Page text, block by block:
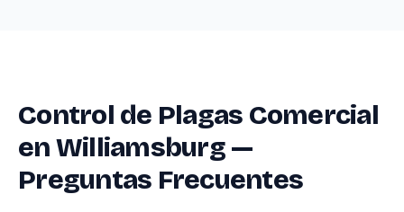
Control de Plagas Comercial
en Williamsburg —
Preguntas Frecuentes